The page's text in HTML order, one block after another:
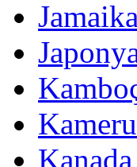
Jamaika
Kanada